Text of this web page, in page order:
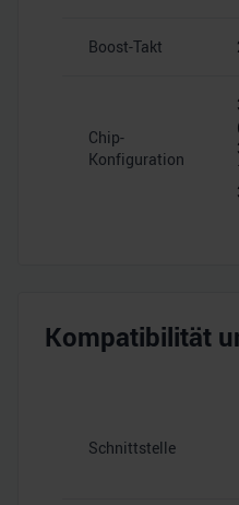
Boost-Takt
Chip-
Konfiguration
Kompatibilität
Schnittstelle